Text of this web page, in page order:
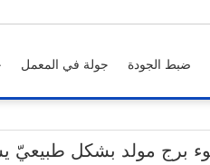
جولة في المعمل ضبط الجودة